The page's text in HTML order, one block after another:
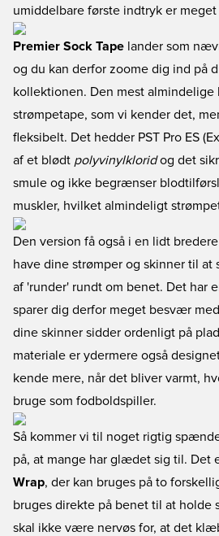
umiddelbare første indtryk er
Premier Sock Tape lander som
og du kan derfor zoome dig ind på
kollektionen. Den mest
strømpetape, som vi kender det,
fleksibelt. Det hedder PST Pro ES
af et blødt polyvinylkloridog det
smule og ikke begrænser
muskler, hvilket almindeligt
Den version få også i en lidt
have dine strømper og skinner til at
af 'runder' rundt om benet. Det har
sparer dig derfor meget besvær
dine skinner sidder ordenligt på
materiale er ydermere også
kende mere, når det bliver varmt,
bruge som fodboldspiller.
Så kommer vi til noget rigtig
på, at mange har glædet sig til. Det
Wrap, der kan bruges på to
bruges direkte på benet til at holde
skal ikke være nervøs for, at det